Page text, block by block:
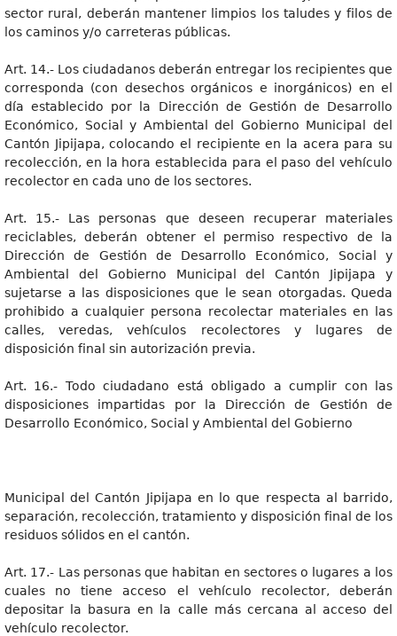
sector rural, deberán mantener limpios los taludes y filos de
los caminos y/o carreteras públicas.
Art. 14.- Los ciudadanos deberán entregar los recipientes que
corresponda (con desechos orgánicos e inorgánicos) en el
día establecido por la Dirección de Gestión de Desarrollo
Económico, Social y Ambiental del Gobierno Municipal del
Cantón Jipijapa, colocando el recipiente en la acera para su
recolección, en la hora establecida para el paso del vehículo
recolector en cada uno de los sectores.
Art. 15.- Las personas que deseen recuperar materiales
reciclables, deberán obtener el permiso respectivo de la
Dirección de Gestión de Desarrollo Económico, Social y
Ambiental del Gobierno Municipal del Cantón Jipijapa y
sujetarse a las disposiciones que le sean otorgadas. Queda
prohibido a cualquier persona recolectar materiales en las
calles, veredas, vehículos recolectores y lugares de
disposición final sin autorización previa.
Art. 16.- Todo ciudadano está obligado a cumplir con las
disposiciones impartidas por la Dirección de Gestión de
Desarrollo Económico, Social y Ambiental del Gobierno
Municipal del Cantón Jipijapa en lo que respecta al barrido,
separación, recolección, tratamiento y disposición final de los
residuos sólidos en el cantón.
Art. 17.- Las personas que habitan en sectores o lugares a los
cuales no tiene acceso el vehículo recolector, deberán
depositar la basura en la calle más cercana al acceso del
vehículo recolector.